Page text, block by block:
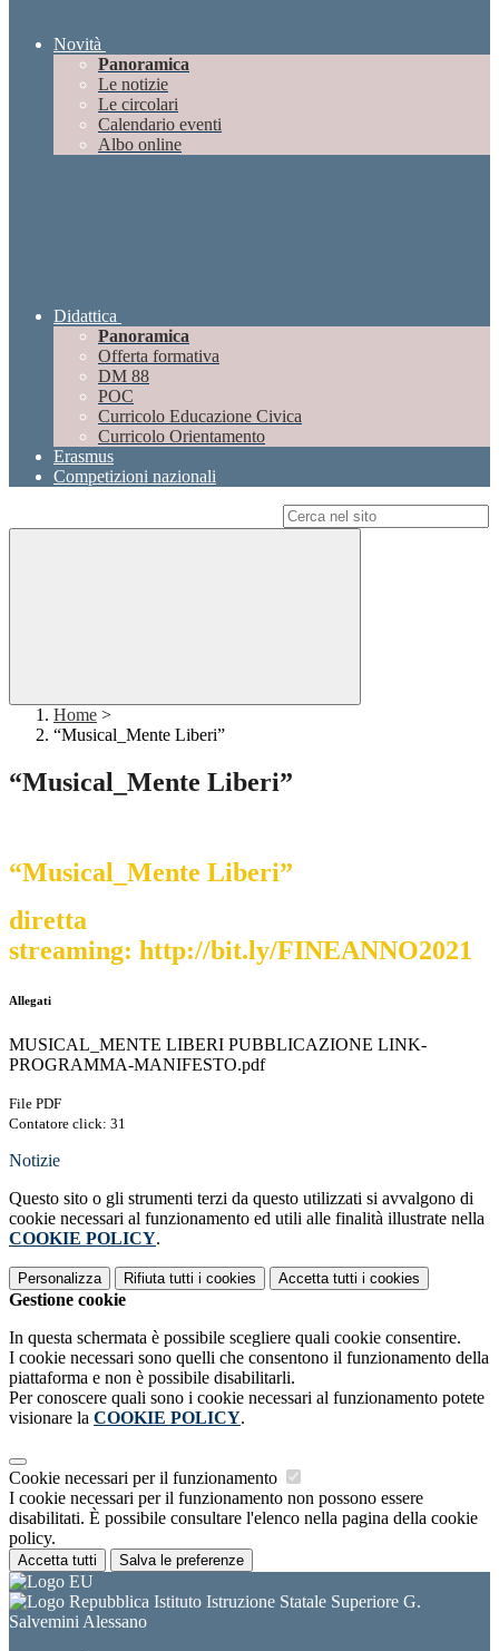
Novità
Panoramica
Le notizie
Le circolari
Calendario eventi
Albo online
Didattica
Panoramica
Offerta formativa
DM 88
POC
Curricolo Educazione Civica
Curricolo Orientamento
Erasmus
Competizioni nazionali
Home >
“Musical_Mente Liberi”
“Musical_Mente Liberi”
“Musical_Mente Liberi”
diretta
streaming: http://bit.ly/FINEANNO2021
Allegati
MUSICAL_MENTE LIBERI PUBBLICAZIONE LINK-
PROGRAMMA-MANIFESTO.pdf
File PDF
Contatore click: 31
Notizie
Questo sito o gli strumenti terzi da questo utilizzati si avvalgono di
cookie necessari al funzionamento ed utili alle finalità illustrate nella
COOKIE POLICY.
Personalizza Rifiuta tutti i cookies Accetta tutti i cookies
Gestione cookie
In questa schermata è possibile scegliere quali cookie consentire.
I cookie necessari sono quelli che consentono il funzionamento della
piattaforma e non è possibile disabilitarli.
Per conoscere quali sono i cookie necessari al funzionamento potete
visionare la COOKIE POLICY.
Cookie necessari per il funzionamento
I cookie necessari per il funzionamento non possono essere
disabilitati. È possibile consultare l'elenco nella pagina della cookie
policy.
Accetta tutti Salva le preferenze
Istituto Istruzione Statale Superiore G.
Salvemini Alessano